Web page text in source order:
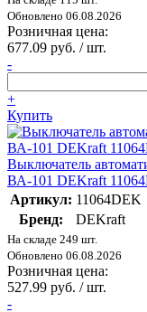
Обновлено 06.08.2026
Розничная цена:
677.09 руб. / шт.
-
+
Купить
Выключатель
ВА-101 DEKraft
Артикул: 11064DEK
Бренд:
DEKraft
На складе 249 шт.
Обновлено 06.08.2026
Розничная цена:
527.99 руб. / шт.
-